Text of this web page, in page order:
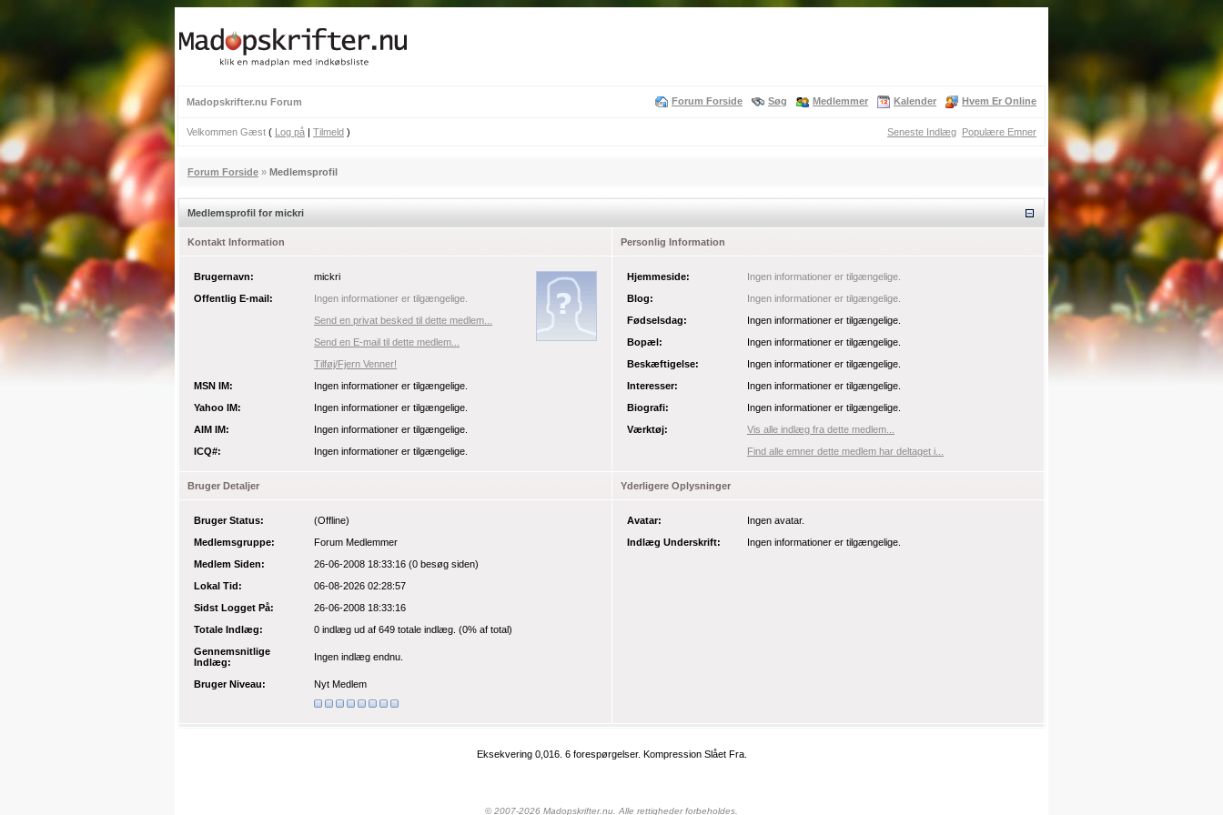
Madopskrifter.nu Forum Forum Forside Søg Medlemmer Kalender Hvem Er Online
Velkommen Gæst ( Log på | Tilmeld ) Seneste Indlæg Populære Emner
Forum Forside » Medlemsprofil
Medlemsprofil for mickri
Kontakt Information Personlig Information
Brugernavn:
mickri
Offentlig E-mail:
Ingen informationer er tilgængelige.
Send en privat besked til dette medlem...
Send en E-mail til dette medlem...
Tilføj/Fjern Venner!
MSN IM:
Ingen informationer er tilgængelige.
Yahoo IM:
Ingen informationer er tilgængelige.
AIM IM:
Ingen informationer er tilgængelige.
ICQ#:
Ingen informationer er tilgængelige.
Hjemmeside:
Ingen informationer er tilgængelige.
Blog:
Ingen informationer er tilgængelige.
Fødselsdag:
Ingen informationer er tilgængelige.
Bopæl:
Ingen informationer er tilgængelige.
Beskæftigelse:
Ingen informationer er tilgængelige.
Interesser:
Ingen informationer er tilgængelige.
Biografi:
Ingen informationer er tilgængelige.
Værktøj:
Vis alle indlæg fra dette medlem...
Find alle emner dette medlem har deltaget i...
Bruger Detaljer Yderligere Oplysninger
Bruger Status:
(Offline)
Medlemsgruppe:
Forum Medlemmer
Medlem Siden:
26-06-2008 18:33:16 (0 besøg siden)
Lokal Tid:
06-08-2026 02:28:57
Sidst Logget På:
26-06-2008 18:33:16
Totale Indlæg:
0 indlæg ud af 649 totale indlæg. (0% af total)
Gennemsnitlige
Indlæg:
Ingen indlæg endnu.
Bruger Niveau: Nyt Medlem
Avatar:
Ingen avatar.
Indlæg Underskrift:
Ingen informationer er tilgængelige.
Eksekvering 0,016. 6 forespørgelser. Kompression Slået Fra.
© 2007-2026 Madopskrifter.nu. Alle rettigheder forbeholdes.